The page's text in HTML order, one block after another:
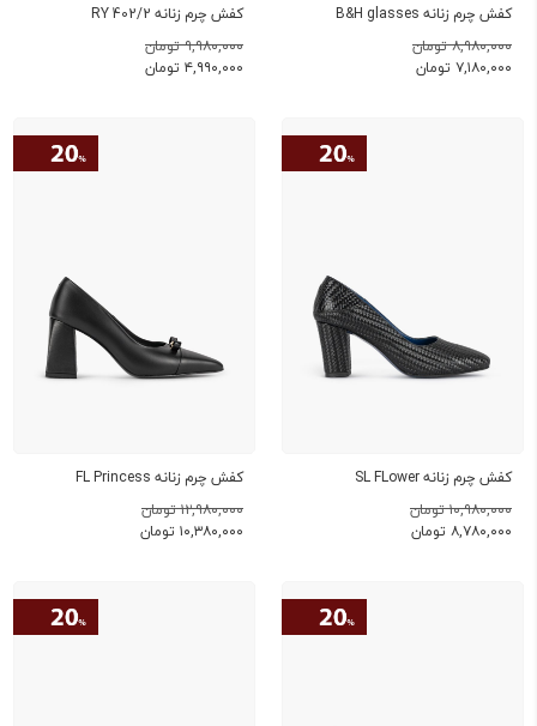
کفش چرم زنانه B&H glasses
۸,۹۸۰,۰۰۰ تومان
۷,۱۸۰,۰۰۰ تومان
کفش چرم زنانه RY 402/2
۹,۹۸۰,۰۰۰ تومان
۴,۹۹۰,۰۰۰ تومان
کفش چرم زنانه SL FLower
۱۰,۹۸۰,۰۰۰ تومان
۸,۷۸۰,۰۰۰ تومان
کفش چرم زنانه FL Princess
۱۲,۹۸۰,۰۰۰ تومان
۱۰,۳۸۰,۰۰۰ تومان